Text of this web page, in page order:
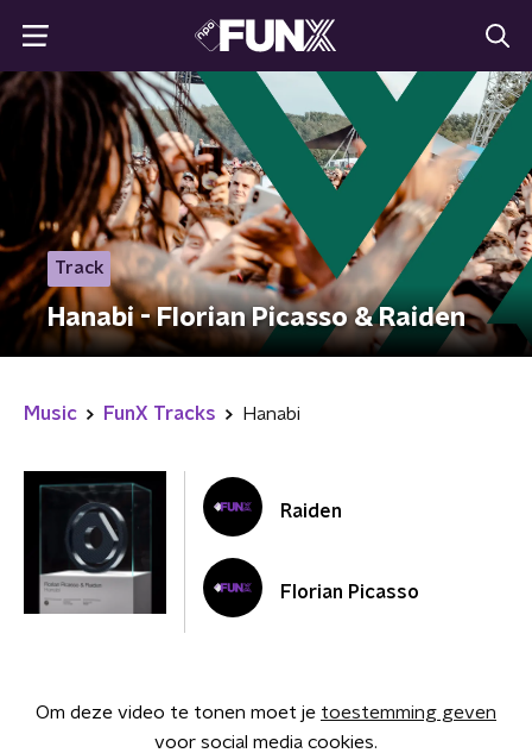
Track
Hanabi - Florian Picasso & Raiden
Music FunX Tracks Hanabi
Raiden
Florian Picasso
Om deze video te tonen moet je toestemming geven
voor social media cookies.